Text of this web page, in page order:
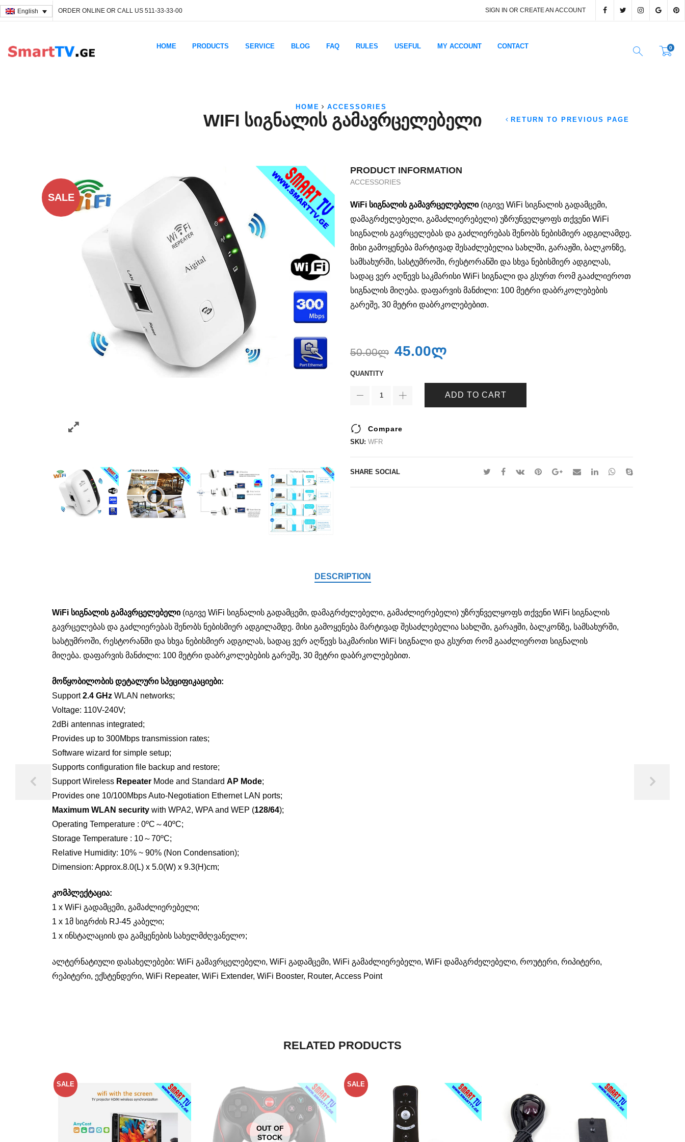
English ORDER ONLINE OR CALL US 511-33-33-00 SIGN IN OR CREATE AN ACCOUNT
HOME PRODUCTS SERVICE BLOG FAQ RULES USEFUL MY ACCOUNT CONTACT 0
HOME ACCESSORIES
WIFI ᲡᲘᲒᲜᲐᲚᲘᲡ ᲒᲐᲛᲐᲕᲠᲪᲔᲚᲔᲑᲔᲚᲘ RETURN TO PREVIOUS PAGE
SALE
PRODUCT INFORMATION
ACCESSORIES
WiFi სიგნალის გამავრცელებელი(იგივე WiFi სიგნალის გადამცემი,
დამაგრძელებელი, გამაძლიერებელი) უზრუნველყოფს თქვენი WiFi
სიგნალის გავრცელებას და გაძლიერებას შენობს ნებისმიერ ადგილამდე.
მისი გამოყენება მარტივად შესაძლებელია სახლში, გარაჟში, ბალკონზე,
სამსახურში, სასტუმროში, რესტორანში და სხვა ნებისმიერ ადგილას,
სადაც ვერ აღწევს საკმარისი WiFi სიგნალი და გსურთ რომ გააძლიეროთ
სიგნალის მიღება. დაფარვის მანძილი: 100 მეტრი დაბრკოლებების
გარეშე, 30 მეტრი დაბრკოლებებით.
50.00ლ 45.00ლ
QUANTITY
ADD TO CART
Compare
SKU: WFR
SHARE SOCIAL
DESCRIPTION
WiFi სიგნალის გამავრცელებელი(იგივე WiFi სიგნალის გადამცემი, დამაგრძელებელი, გამაძლიერებელი) უზრუნველყოფს თქვენი WiFi სიგნალის
გავრცელებას და გაძლიერებას შენობს ნებისმიერ ადგილამდე. მისი გამოყენება მარტივად შესაძლებელია სახლში, გარაჟში, ბალკონზე, სამსახურში,
სასტუმროში, რესტორანში და სხვა ნებისმიერ ადგილას, სადაც ვერ აღწევს საკმარისი WiFi სიგნალი და გსურთ რომ გააძლიეროთ სიგნალის
მიღება. დაფარვის მანძილი: 100 მეტრი დაბრკოლებების გარეშე, 30 მეტრი დაბრკოლებებით.
მოწყობილობის დეტალური სპეციფიკაციები:
Support2.4 GHz WLAN networks;
Voltage: 110V-240V;
2dBi antennas integrated;
Provides up to 300Mbps transmission rates;
Software wizard for simple setup;
Supports configuration file backup and restore;
Support Wireless Repeater Mode and Standard AP Mode;
Provides one 10/100Mbps Auto-Negotiation Ethernet LAN ports;
Maximum WLAN security with WPA2, WPA and WEP (128/64);
Operating Temperature : 0ºC～40ºC;
Storage Temperature : 10～70ºC;
Relative Humidity: 10% ~ 90% (Non Condensation);
Dimension: Approx.8.0(L) x 5.0(W) x 9.3(H)cm;
კომპლექტაცია:
1 x WiFi გადამცემი, გამაძლიერებელი;
1 x 1მ სიგრძის RJ-45 კაბელი;
1 x ინსტალაციის და გამყენების სახელმძღვანელო;
ალტერნატიული დასახელებები: WiFi გამავრცელებელი, WiFi გადამცემი, WiFi გამაძლიერებელი, WiFi დამაგრძელებელი, როუტერი, რიპიტერი,
რეპიტერი, ექსტენდერი, WiFi Repeater, WiFi Extender, WiFi Booster, Router, Access Point
RELATED PRODUCTS
SALE
OUT OF
STOCK
SALE